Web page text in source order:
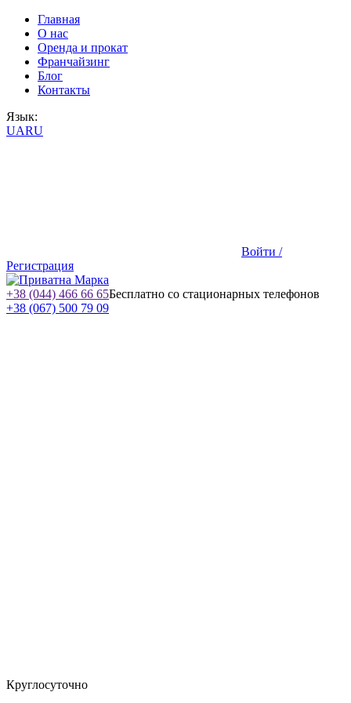
Главная
О нас
Оренда и прокат
Франчайзинг
Блог
Контакты
Язык:
UARU
Войти /
Регистрация
+38 (044) 466 66 65Бесплатно со стационарных телефонов
+38 (067) 500 79 09
Круглосуточно